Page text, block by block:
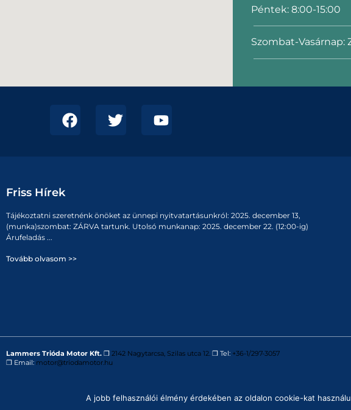
Péntek: 8:00-15:00
Szombat-Vasárnap:
Friss Hírek
Tájékoztatni szeretnénk önöket az ünnepi nyitvatartásunkról: 2025. december 13,
(munka)szombat: ZÁRVA tartunk. Utolsó munkanap: 2025. december 22. (12:00-ig)
Árufeladás ...
Tovább olvasom >>
Lammers Trióda Motor Kft. ❒ 2142 Nagytarcsa, Szilas utca 12. ❒ Tel: +36-1/297-3057
❒ Email: motor@triodamotor.hu
A jobb felhasználói élmény érdekében az oldalon cookie-kat